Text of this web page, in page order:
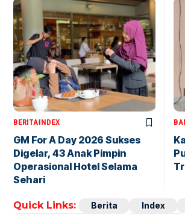
BERITAINDEX
GM For A Day 2026 Sukses
Digelar, 43 Anak Pimpin
Operasional Hotel Selama
Sehari
Quick Links: Berita Index